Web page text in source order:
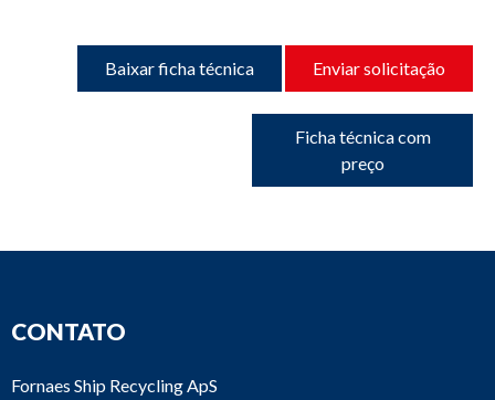
Baixar ficha técnica Enviar solicitação
Ficha técnica com
preço
CONTATO
Fornaes Ship Recycling ApS